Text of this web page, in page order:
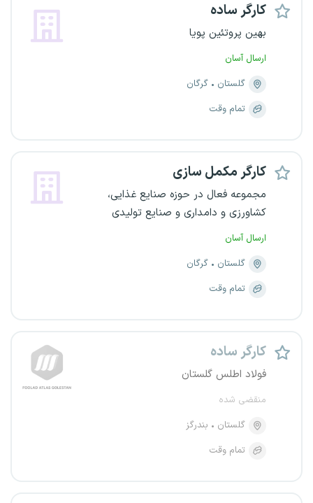
کارگر ساده
بهین پروتئین پویا
ارسال آسان
گلستان
گرگان
تمام وقت
کارگر مکمل سازی
مجموعه فعال در حوزه صنایع غذایی،
کشاورزی و دامداری و صنایع تولیدی
ارسال آسان
گلستان
گرگان
تمام وقت
کارگر ساده
فولاد اطلس گلستان
منقضی شده
گلستان
بندرگز
تمام وقت